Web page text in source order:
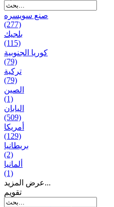
صنع سویسره
(277)
بلجيك
(115)
كوريا الجنوبية
(79)
تركية
(79)
الصين
(1)
اليابان
(509)
أمريكا
(129)
بریطانیا
(2)
ألمانيا
(1)
عرض المزيد...
تقويم